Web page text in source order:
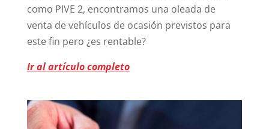
como PIVE 2, encontramos una oleada de
venta de vehículos de ocasión previstos para
este fin pero ¿es rentable?
Ir al artículo completo